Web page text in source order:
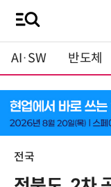
AI·SW 반도체
전국